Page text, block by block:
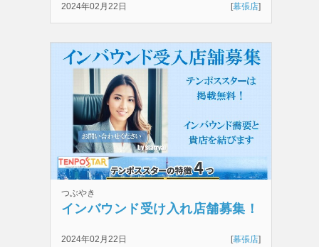
2024年02月22日 [幕張店]
つぶやき
インバウンド受け入れ店舗募集！
2024年02月22日 [幕張店]